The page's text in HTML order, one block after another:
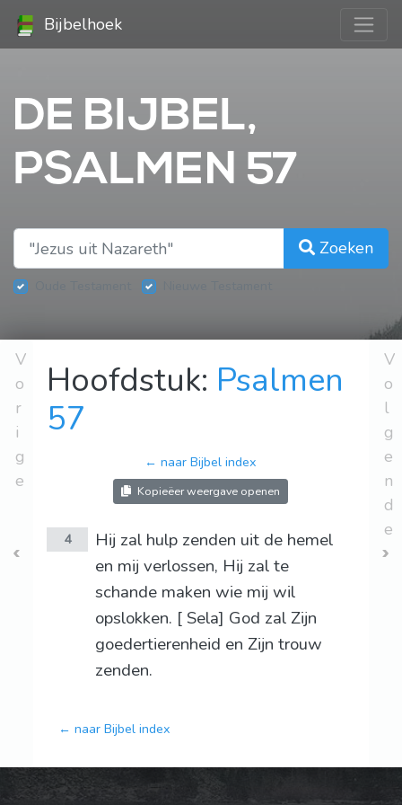
Bijbelhoek
DE BIJBEL,
PSALMEN 57
Zoeken
V
o
r
i
g
e
Hoofdstuk: Psalmen
57
← naar Bijbel index
Kopieëer weergave openen
4
Hij zal hulp zenden uit de hemel
en mij verlossen, Hij zal te
schande maken wie mij wil
opslokken. [ Sela] God zal Zijn
goedertierenheid en Zijn trouw
zenden.
← naar Bijbel index
V
o
l
g
e
n
d
e